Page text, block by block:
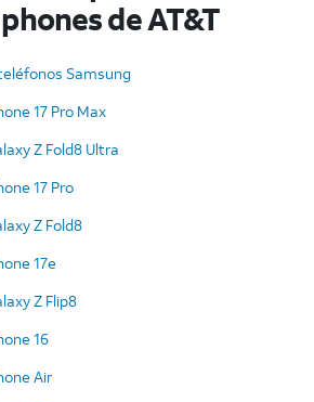
de AT&T
Samsung
17 Pro Max
Z Fold8 Ultra
17 Pro
Z Fold8
17e
Z Flip8
16
Air